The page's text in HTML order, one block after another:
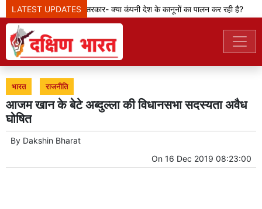
LATEST UPDATES
मेटा टीम से पूछ रही सरकार- क्या कंपनी देश के कानूनों का पालन कर रही है?
भारत राजनीति
आजम खान के बेटे अब्दुल्ला की विधानसभा सदस्यता अवैध
घोषित
By Dakshin Bharat
On 16 Dec 2019 08:23:00